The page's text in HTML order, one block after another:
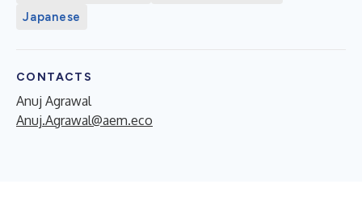
Japanese
CONTACTS
Anuj Agrawal
Anuj.Agrawal@aem.eco